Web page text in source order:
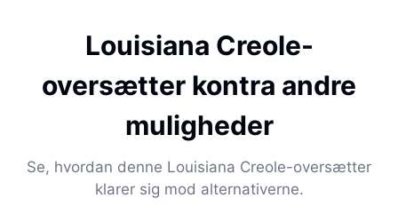
Louisiana Creole-
oversætter kontra andre
muligheder
Se, hvordan denne Louisiana Creole-oversætter
klarer sig mod alternativerne.